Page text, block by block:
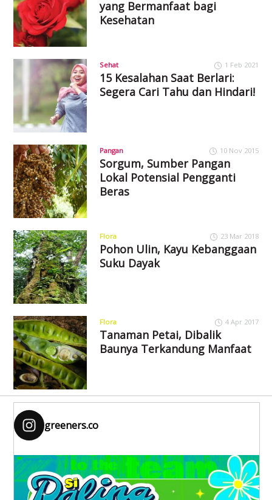
yang Bermanfaat bagi
Kesehatan
Sehat 1 Feb 2021
15 Kesalahan Saat Berlari:
Segera Cari Tahu dan Hindari!
Pangan 10 Nov 2015
Sorgum, Sumber Pangan
Lokal Potensial Pengganti
Beras
Flora 23 Mar 2018
Pohon Ulin, Kayu Kebanggaan
Suku Dayak
Flora 4 Apr 2017
Tanaman Petai, Dibalik
Baunya Terkandung Manfaat
greeners.co